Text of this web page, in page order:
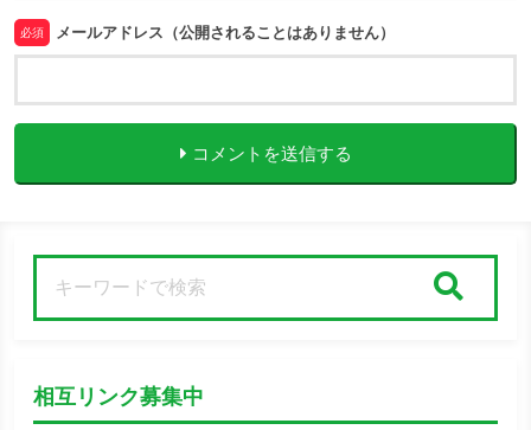
必須 メールアドレス（公開されることはありません）
コメントを送信する
相互リンク募集中